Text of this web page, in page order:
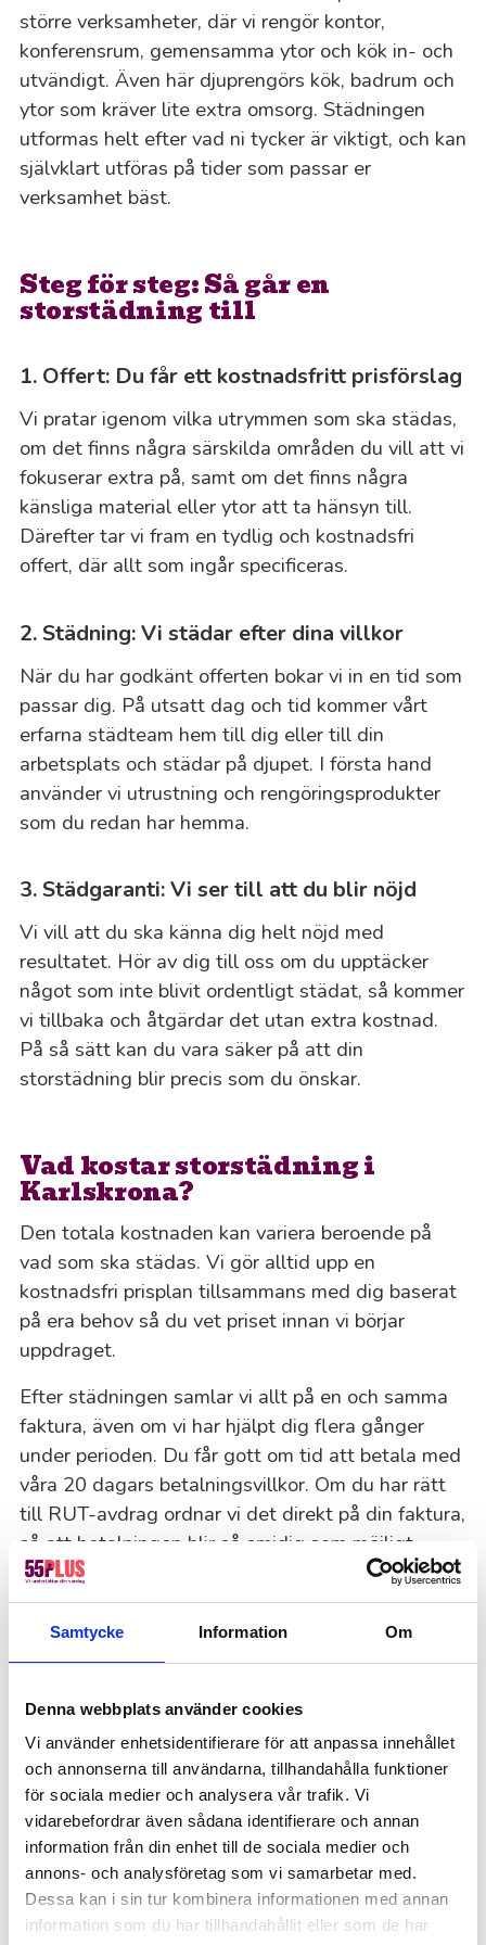
Samtycke Information Om
Denna webbplats använder cookies
Vi använder enhetsidentifierare för att anpassa innehållet
och annonserna till användarna, tillhandahålla funktioner
för sociala medier och analysera vår trafik. Vi
vidarebefordrar även sådana identifierare och annan
information från din enhet till de sociala medier och
annons- och analysföretag som vi samarbetar med.
Dessa kan i sin tur kombinera informationen med annan
information som du har tillhandahållit eller som de har
större verksamheter, där vi rengör kontor,
konferensrum, gemensamma ytor och kök in- och
utvändigt. Även här djuprengörs kök, badrum och
ytor som kräver lite extra omsorg. Städningen
utformas helt efter vad ni tycker är viktigt, och kan
självklart utföras på tider som passar er
verksamhet bäst.
Steg för steg: Så går en
storstädning till
1. Offert: Du får ett kostnadsfritt prisförslag
Vi pratar igenom vilka utrymmen som ska städas,
om det finns några särskilda områden du vill att vi
fokuserar extra på, samt om det finns några
känsliga material eller ytor att ta hänsyn till.
Därefter tar vi fram en tydlig och kostnadsfri
offert, där allt som ingår specificeras.
2. Städning: Vi städar efter dina villkor
När du har godkänt offerten bokar vi in en tid som
passar dig. På utsatt dag och tid kommer vårt
erfarna städteam hem till dig eller till din
arbetsplats och städar på djupet. I första hand
använder vi utrustning och rengöringsprodukter
som du redan har hemma.
3. Städgaranti: Vi ser till att du blir nöjd
Vi vill att du ska känna dig helt nöjd med
resultatet. Hör av dig till oss om du upptäcker
något som inte blivit ordentligt städat, så kommer
vi tillbaka och åtgärdar det utan extra kostnad.
På så sätt kan du vara säker på att din
storstädning blir precis som du önskar.
Vad kostar storstädning i
Karlskrona?
Den totala kostnaden kan variera beroende på
vad som ska städas. Vi gör alltid upp en
kostnadsfri prisplan tillsammans med dig baserat
på era behov så du vet priset innan vi börjar
uppdraget.
Efter städningen samlar vi allt på en och samma
faktura, även om vi har hjälpt dig flera gånger
under perioden. Du får gott om tid att betala med
våra 20 dagars betalningsvillkor. Om du har rätt
till RUT-avdrag ordnar vi det direkt på din faktura,
så att betalningen blir så smidig som möjligt.
Vanliga frågor om vår
städservice
Hur lång tid brukar storstädningen ta?
Det beror mycket på hur stort och stökigt det är
på platsen. Om det gäller en liten etta eller tvåa
kan vi vara färdiga på 3–4 timmar, medan en
större lägenhet, lokal eller villa kan ta mellan 6–
12 timmar.
Vilka områden ingår inte i en standard
storstädning?